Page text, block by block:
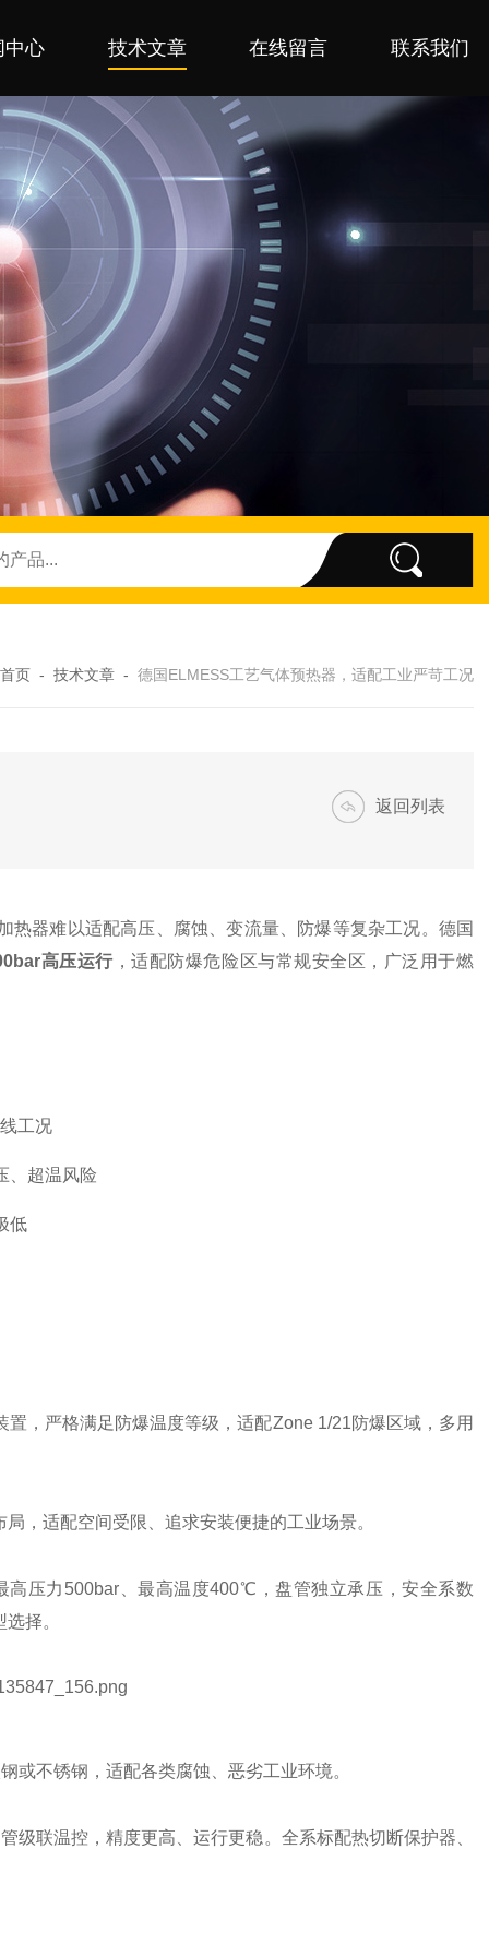
中心 技术文章 在线留言 联系我们
首页 - 技术文章 - 德国ELMESS工艺气体预热器，适配工业严苛工况
返回列表
器难以适配高压、腐蚀、变流量、防爆等复杂工况。德国
高压运行，适配防爆危险区与常规安全区，广泛用于燃
工况
、超温风险
低
，严格满足防爆温度等级，适配Zone 1/21防爆区域，多用
，适配空间受限、追求安装便捷的工业场景。
压力500bar、最高温度400℃，盘管独立承压，安全系数
择。
或不锈钢，适配各类腐蚀、恶劣工业环境。
联温控，精度更高、运行更稳。全系标配热切断保护器、